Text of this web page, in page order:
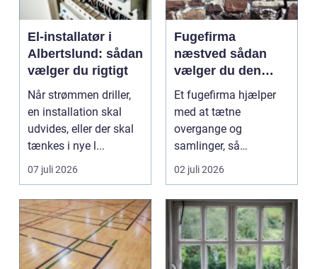
El-installatør i
Albertslund: sådan
vælger du rigtigt
Når strømmen driller,
en installation skal
udvides, eller der skal
tænkes i nye l...
07 juli 2026
Fugefirma
næstved sådan
vælger du den
rigtige fagmand
Et fugefirma hjælper
med at tætne
overgange og
samlinger, så
bygningen holder sig
sund, tør og pæn i...
02 juli 2026